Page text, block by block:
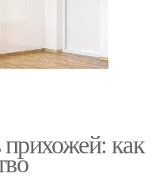
как